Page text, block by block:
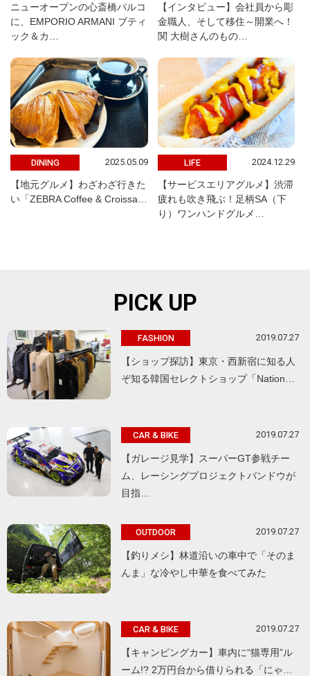
ニューオープンの心斎橋パルコ
に、EMPORIO ARMANI ブティ
ック＆カ…
【インタビュー】会社員から彫
金職人、そして移住～開業へ！
関 大樹さんのもの…
DINING 2025.05.09
【地元グルメ】わざわざ行きた
い「ZEBRA Coffee & Croissa…
LIFE 2024.12.29
【サービスエリアグルメ】渋滞
疲れも吹き飛ぶ！足柄SA（下
り）ワンハンドグルメ…
PICK UP
FASHION 2019.07.27
【ショップ探訪】東京・西新宿に知る人
ぞ知る韓国セレクトショップ「Nation…
CAR & BIKE 2019.07.27
【ガレージ見学】スーパーGT参戦チー
ム、レーシングプロジェクトバンドウが
目指…
OUTDOOR 2019.07.27
【釣りメシ】林道沿いの車中で「そのま
んま」な冷やし中華を食べてみた
CAR & BIKE 2019.07.27
【キャンピングカー】車内に“猫専用”ル
ーム!? 2万円台から借りられる「にゃ…